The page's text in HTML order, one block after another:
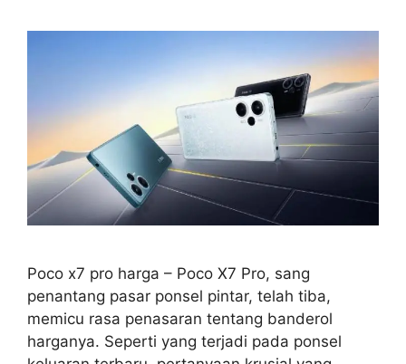
Poco x7 pro harga – Poco X7 Pro, sang
penantang pasar ponsel pintar, telah tiba,
memicu rasa penasaran tentang banderol
harganya. Seperti yang terjadi pada ponsel